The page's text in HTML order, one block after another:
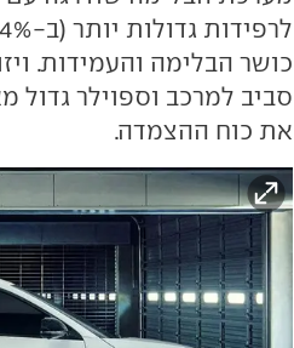
סביב למרכב וספוילר גדול
את כוח ההצמדה.